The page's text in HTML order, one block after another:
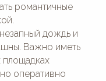
романтичные
дождь и
Важно иметь
оперативно